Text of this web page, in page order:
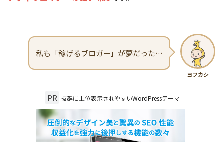
ヨフカシ
私も「稼げるブロガー」が夢だった…
PR 抜群に上位表示されやすいWordPressテーマ